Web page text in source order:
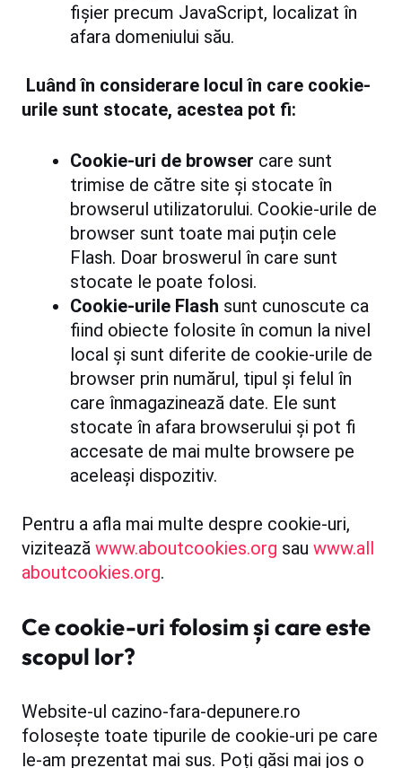
fișier precum JavaScript, localizat în
afara domeniului său.
Luând în considerare locul în care cookie-
urile sunt stocate, acestea pot fi:
Cookie-uri de browser care sunt
trimise de către site și stocate în
browserul utilizatorului. Cookie-urile de
browser sunt toate mai puțin cele
Flash. Doar broswerul în care sunt
stocate le poate folosi.
Cookie-urile Flash sunt cunoscute ca
fiind obiecte folosite în comun la nivel
local și sunt diferite de cookie-urile de
browser prin numărul, tipul și felul în
care înmagazinează date. Ele sunt
stocate în afara browserului și pot fi
accesate de mai multe browsere pe
aceleași dispozitiv.
Pentru a afla mai multe despre cookie-uri,
vizitează www.aboutcookies.org sau www.all
aboutcookies.org.
Ce cookie-uri folosim și care este
scopul lor?
Website-ul cazino-fara-depunere.ro
folosește toate tipurile de cookie-uri pe care
le-am prezentat mai sus. Poți găsi mai jos o